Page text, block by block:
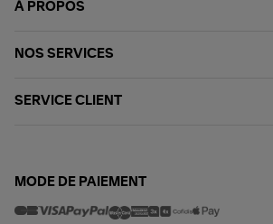
À PROPOS
NOS SERVICES
SERVICE CLIENT
MODE DE PAIEMENT